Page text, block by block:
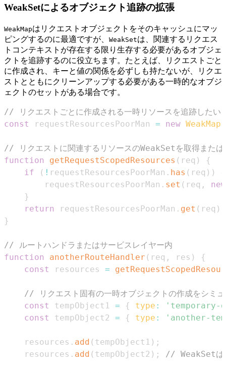
WeakSetによるオブジェクト追跡の拡張
WeakMapはリクエストオブジェクトをそのキャッシュにマッ
ピングするのに最適ですが、 WeakSetは、関連するリクエス
トコンテキストが存在する限り生存する必要があるオブジェ
クトを追跡するのに役立ちます。たとえば、リクエストごと
に作成され、キーと値の関係を必ずしも持たないが、リクエ
ストとともにクリーンアップする必要がある一時的なオブジ
ェクトのセットがある場合です。
// リクエストごとに作成される一時リソースを追跡したい
const
requestResourcesPoorMan = new WeakMap
// リクエストに関連するリソースのWeakSetを取得または
function
getRequestScopedResources ( req )
{
if
( ! requestResourcesPoorMan . has ( req ) )
        requestResourcesPoorMan
. set ( req ,
new
}
return
requestResourcesPoorMan . get ( req )
}
// ルートハンドラまたはサービスレイヤー内
function
anotherRouteHandler ( req , res )
{
const
resources =
// リクエスト固有の一時オブジェクトの作成をシミ
const
tempObject1 = { type :
'temporary-
const
tempObject2 = { type : 'another-
    resources
. add ( tempObject1 ) ;
    resources
. add ( tempObject2 ) ; // WeakSetは